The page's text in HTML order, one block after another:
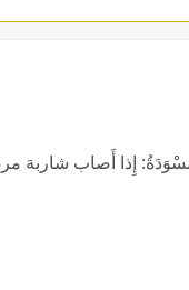
إِذا أَصاب شاربهَ